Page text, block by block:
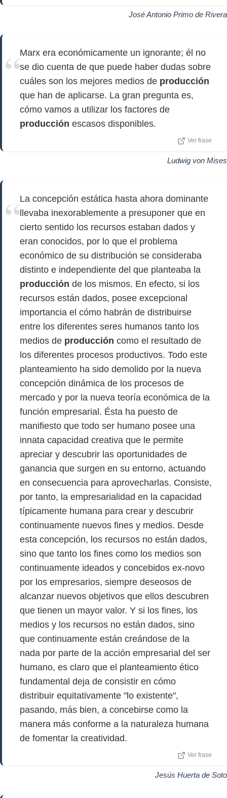
José Antonio Primo de Rivera
Marx era económicamente un ignorante; él no
se dio cuenta de que puede haber dudas sobre
cuáles son los mejores medios de producción
que han de aplicarse. La gran pregunta es,
cómo vamos a utilizar los factores de
producción escasos disponibles.
Ver frase
Ludwig von Mises
La concepción estática hasta ahora dominante
llevaba inexorablemente a presuponer que en
cierto sentido los recursos estaban dados y
eran conocidos, por lo que el problema
económico de su distribución se consideraba
distinto e independiente del que planteaba la
producción de los mismos. En efecto, si los
recursos están dados, posee excepcional
importancia el cómo habrán de distribuirse
entre los diferentes seres humanos tanto los
medios de producción como el resultado de
los diferentes procesos productivos. Todo este
planteamiento ha sido demolido por la nueva
concepción dinámica de los procesos de
mercado y por la nueva teoría económica de la
función empresarial. Ésta ha puesto de
manifiesto que todo ser humano posee una
innata capacidad creativa que le permite
apreciar y descubrir las oportunidades de
ganancia que surgen en su entorno, actuando
en consecuencia para aprovecharlas. Consiste,
por tanto, la empresarialidad en la capacidad
típicamente humana para crear y descubrir
continuamente nuevos fines y medios. Desde
esta concepción, los recursos no están dados,
sino que tanto los fines como los medios son
continuamente ideados y concebidos ex-novo
por los empresarios, siempre deseosos de
alcanzar nuevos objetivos que ellos descubren
que tienen un mayor valor. Y si los fines, los
medios y los recursos no están dados, sino
que continuamente están creándose de la
nada por parte de la acción empresarial del ser
humano, es claro que el planteamiento ético
fundamental deja de consistir en cómo
distribuir equitativamente "lo existente",
pasando, más bien, a concebirse como la
manera más conforme a la naturaleza humana
de fomentar la creatividad.
Ver frase
Jesús Huerta de Soto